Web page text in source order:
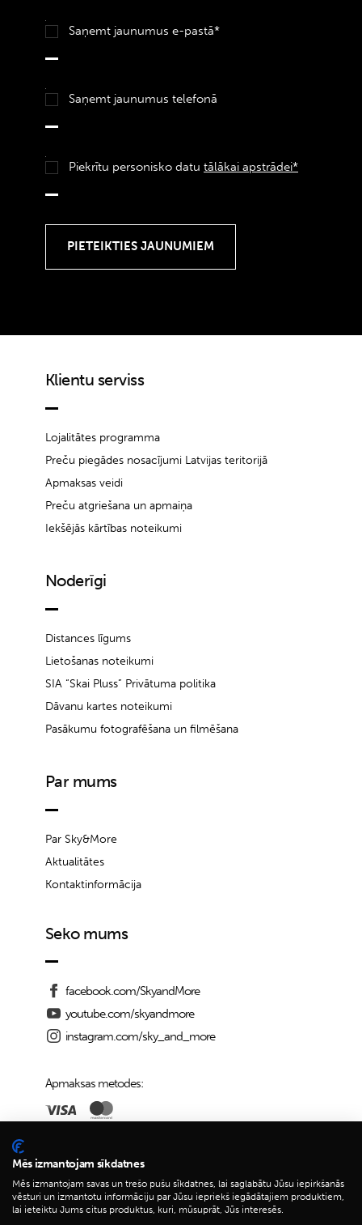
Saņemt jaunumus e-pastā*
Saņemt jaunumus telefonā
Piekrītu personisko datu tālākai apstrādei*
Klientu serviss
Lojalitātes programma
Preču piegādes nosacījumi Latvijas teritorijā
Apmaksas veidi
Preču atgriešana un apmaiņa
Iekšējās kārtības noteikumi
Noderīgi
Distances līgums
Lietošanas noteikumi
SIA “Skai Pluss” Privātuma politika
Dāvanu kartes noteikumi
Pasākumu fotografēšana un filmēšana
Par mums
Par Sky&More
Aktualitātes
Kontaktinformācija
Seko mums
facebook.com/SkyandMore
youtube.com/skyandmore
instagram.com/sky_and_more
Apmaksas metodes:
Piegādes iespējas:
Mēs izmantojam sīkdatnes
Mēs izmantojam savas un trešo pušu sīkdatnes, lai saglabātu Jūsu iepirkšanās
vēsturi un izmantotu informāciju par Jūsu iepriekš iegādātajiem produktiem,
lai ieteiktu Jums citus produktus, kuri, mūsuprāt, Jūs interesēs.